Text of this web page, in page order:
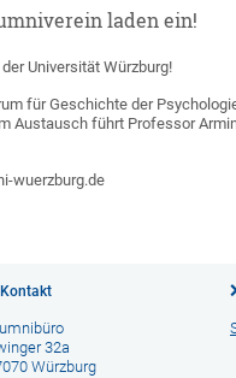
laden ein!
Universität Würzburg!
für Geschichte der
Austausch führt Professor
wuerzburg.de
Kontakt
32a
Würzburg